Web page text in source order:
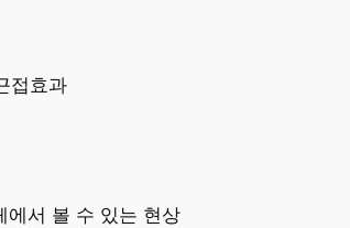
접효과
에서 볼 수 있는 현상